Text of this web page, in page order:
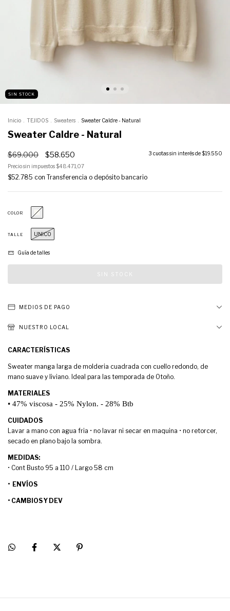
SIN STOCK
Inicio TEJIDOS Sweaters Sweater Caldre - Natural
Sweater Caldre - Natural
$69.000 $58.650 3 cuotas sin interés de$19.550
Precio sin impuestos$48.471,07
$52.785 con Transferencia o depósito bancario
COLOR
TALLE UNICO
Guía de talles
MEDIOS DE PAGO
NUESTRO LOCAL
CARACTERÍSTICAS
Sweater manga larga de molderia cuadrada con cuello redondo, de
mano suave y liviano. Ideal para las temporada de Otoño.
MATERIALES
• 47% viscosa - 25% Nylon. - 28% Btb
CUIDADOS
Lavar a mano con agua fria • no lavar ni secar en maquina • no retorcer,
secado en plano bajo la sombra.
MEDIDAS:
• Cont Busto 95 a 110 / Largo 58 cm
• ENVÍOS
• CAMBIOS Y DEV